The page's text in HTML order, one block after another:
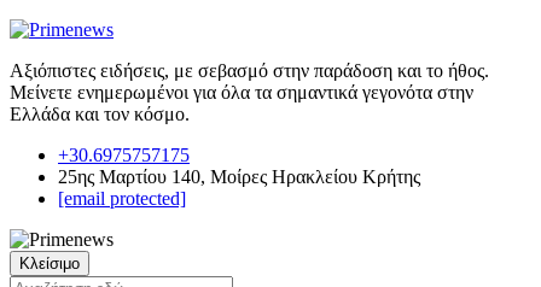
Αξιόπιστες ειδήσεις, με σεβασμό στην παράδοση και το ήθος.
Μείνετε ενημερωμένοι για όλα τα σημαντικά γεγονότα στην
Ελλάδα και τον κόσμο.
+30.6975757175
25ης Μαρτίου 140, Μοίρες Ηρακλείου Κρήτης
[email protected]
Κλείσιμο